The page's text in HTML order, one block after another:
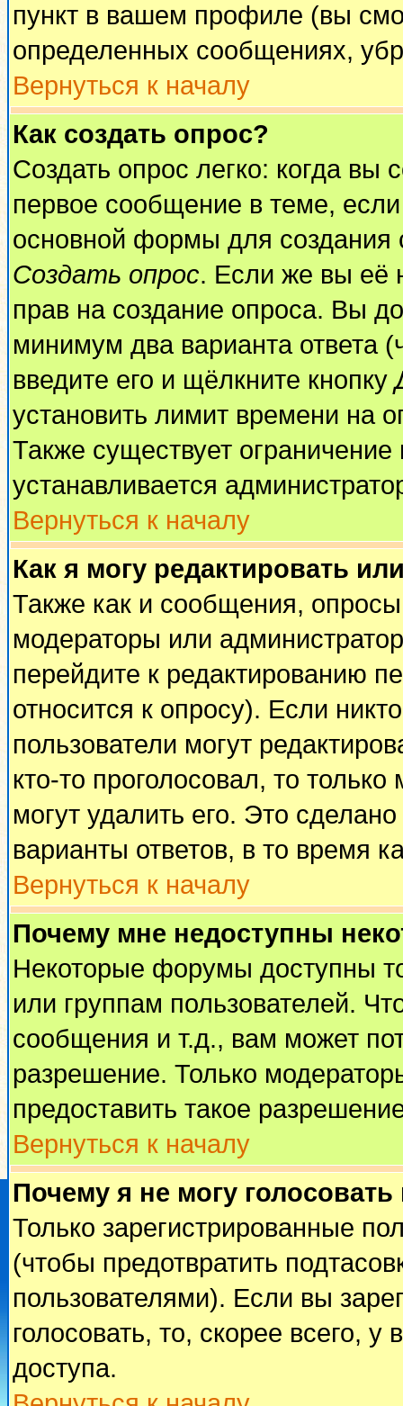
пункт в вашем профиле (вы
определенных сообщениях,
Вернуться к началу
Как создать опрос?
Создать опрос легко: когда вы
первое сообщение в теме,
основной формы для
Создать опрос. Если же вы её
прав на создание опроса. Вы
минимум два варианта ответа
введите его и щёлкните кнопку
установить лимит времени на
Также существует ограничение
устанавливается
Вернуться к началу
Как я могу редактировать
Также как и сообщения, опросы
модераторы или
перейдите к редактированию
относится к опросу). Если
пользователи могут
кто-то проголосовал, то
могут удалить его. Это
варианты ответов, в то время
Вернуться к началу
Почему мне недоступны
Некоторые форумы доступны
или группам пользователей.
сообщения и т.д., вам может
разрешение. Только
предоставить такое
Вернуться к началу
Почему я не могу
Только зарегистрированные
(чтобы предотвратить
пользователями). Если вы
голосовать, то, скорее всего,
доступа.